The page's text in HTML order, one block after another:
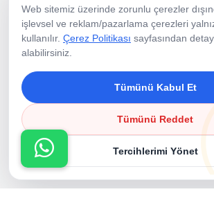
Hizmetler
Fotoğraf Aktiviteleri
Ekipman Kiralama
Resimler
Referanslar
Bloglar
Web sitemiz üzerinde zorunlu çerezler
işlevsel ve reklam/pazarlama çerezleri
kullanılır. Çerez Politikası sayfasından
alabilirsiniz.
Tümünü Kabul Et
Tümünü Reddet
Tercihlerimi Yönet